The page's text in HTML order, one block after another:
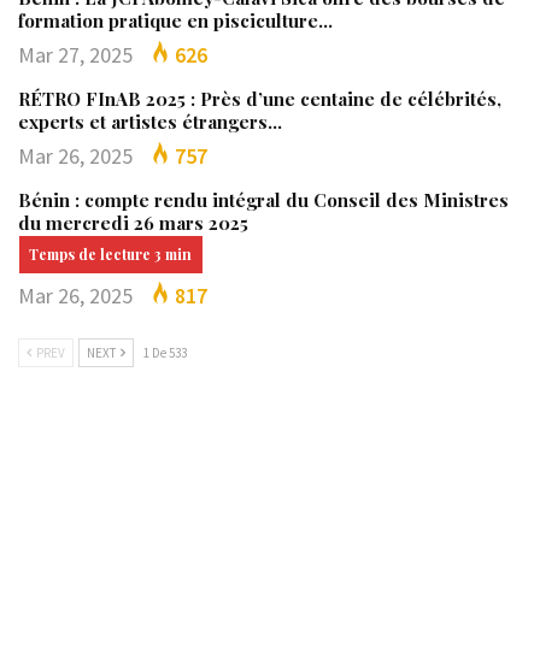
formation pratique en pisciculture…
Mar 27, 2025 626
RÉTRO FInAB 2025 : Près d’une centaine de célébrités,
experts et artistes étrangers…
Mar 26, 2025 757
Bénin : compte rendu intégral du Conseil des Ministres
du mercredi 26 mars 2025
Mar 26, 2025 817
PREV NEXT 1 De 533